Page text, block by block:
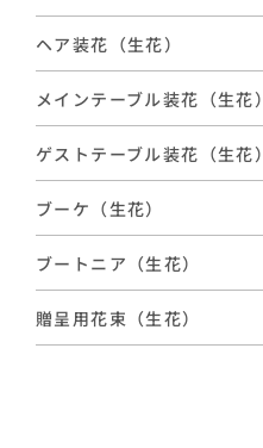
ヘア装花（生花）
メインテーブル装花（生花）
ゲストテーブル装花（生花）
ブーケ（生花）
ブートニア（生花）
贈呈用花束（生花）